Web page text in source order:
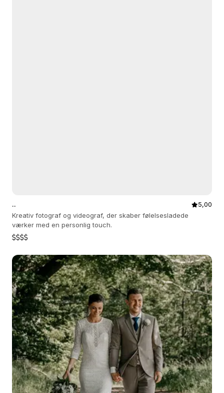
..
5,00
Kreativ fotograf og videograf, der skaber følelsesladede
værker med en personlig touch.